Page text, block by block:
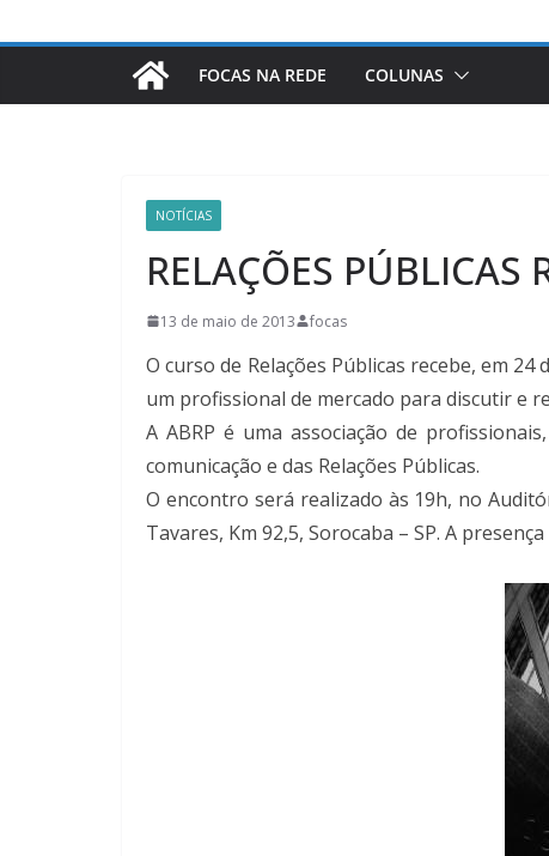
FOCAS NA REDE COLUNAS
NOTÍCIAS
RELAÇÕES
13 de maio de 2013 focas
O curso de Relações Públicas recebe, em
um profissional de mercado para discutir e
A ABRP é uma associação de
comunicação e das Relações Públicas.
O encontro será realizado às 19h, no
Tavares, Km 92,5, Sorocaba – SP. A